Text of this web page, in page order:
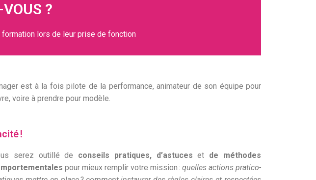
?
formation lors de leur prise de fonction
est à la fois pilote de la performance, animateur de son équipe pour
voire à prendre pour modèle.
!
serez outillé de conseils pratiques, d’astuceset de méthodes
pour mieux remplir votre mission : quelles actions pratico-